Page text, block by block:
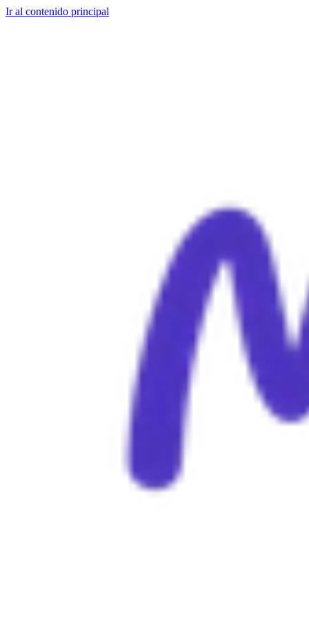
Ir al contenido principal